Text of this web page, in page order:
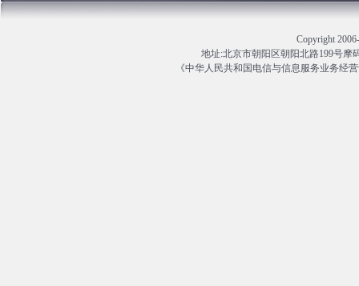
Copyright
地址:北京市朝阳区朝阳北路199号摩
《中华人民共和国电信与信息服务业务经